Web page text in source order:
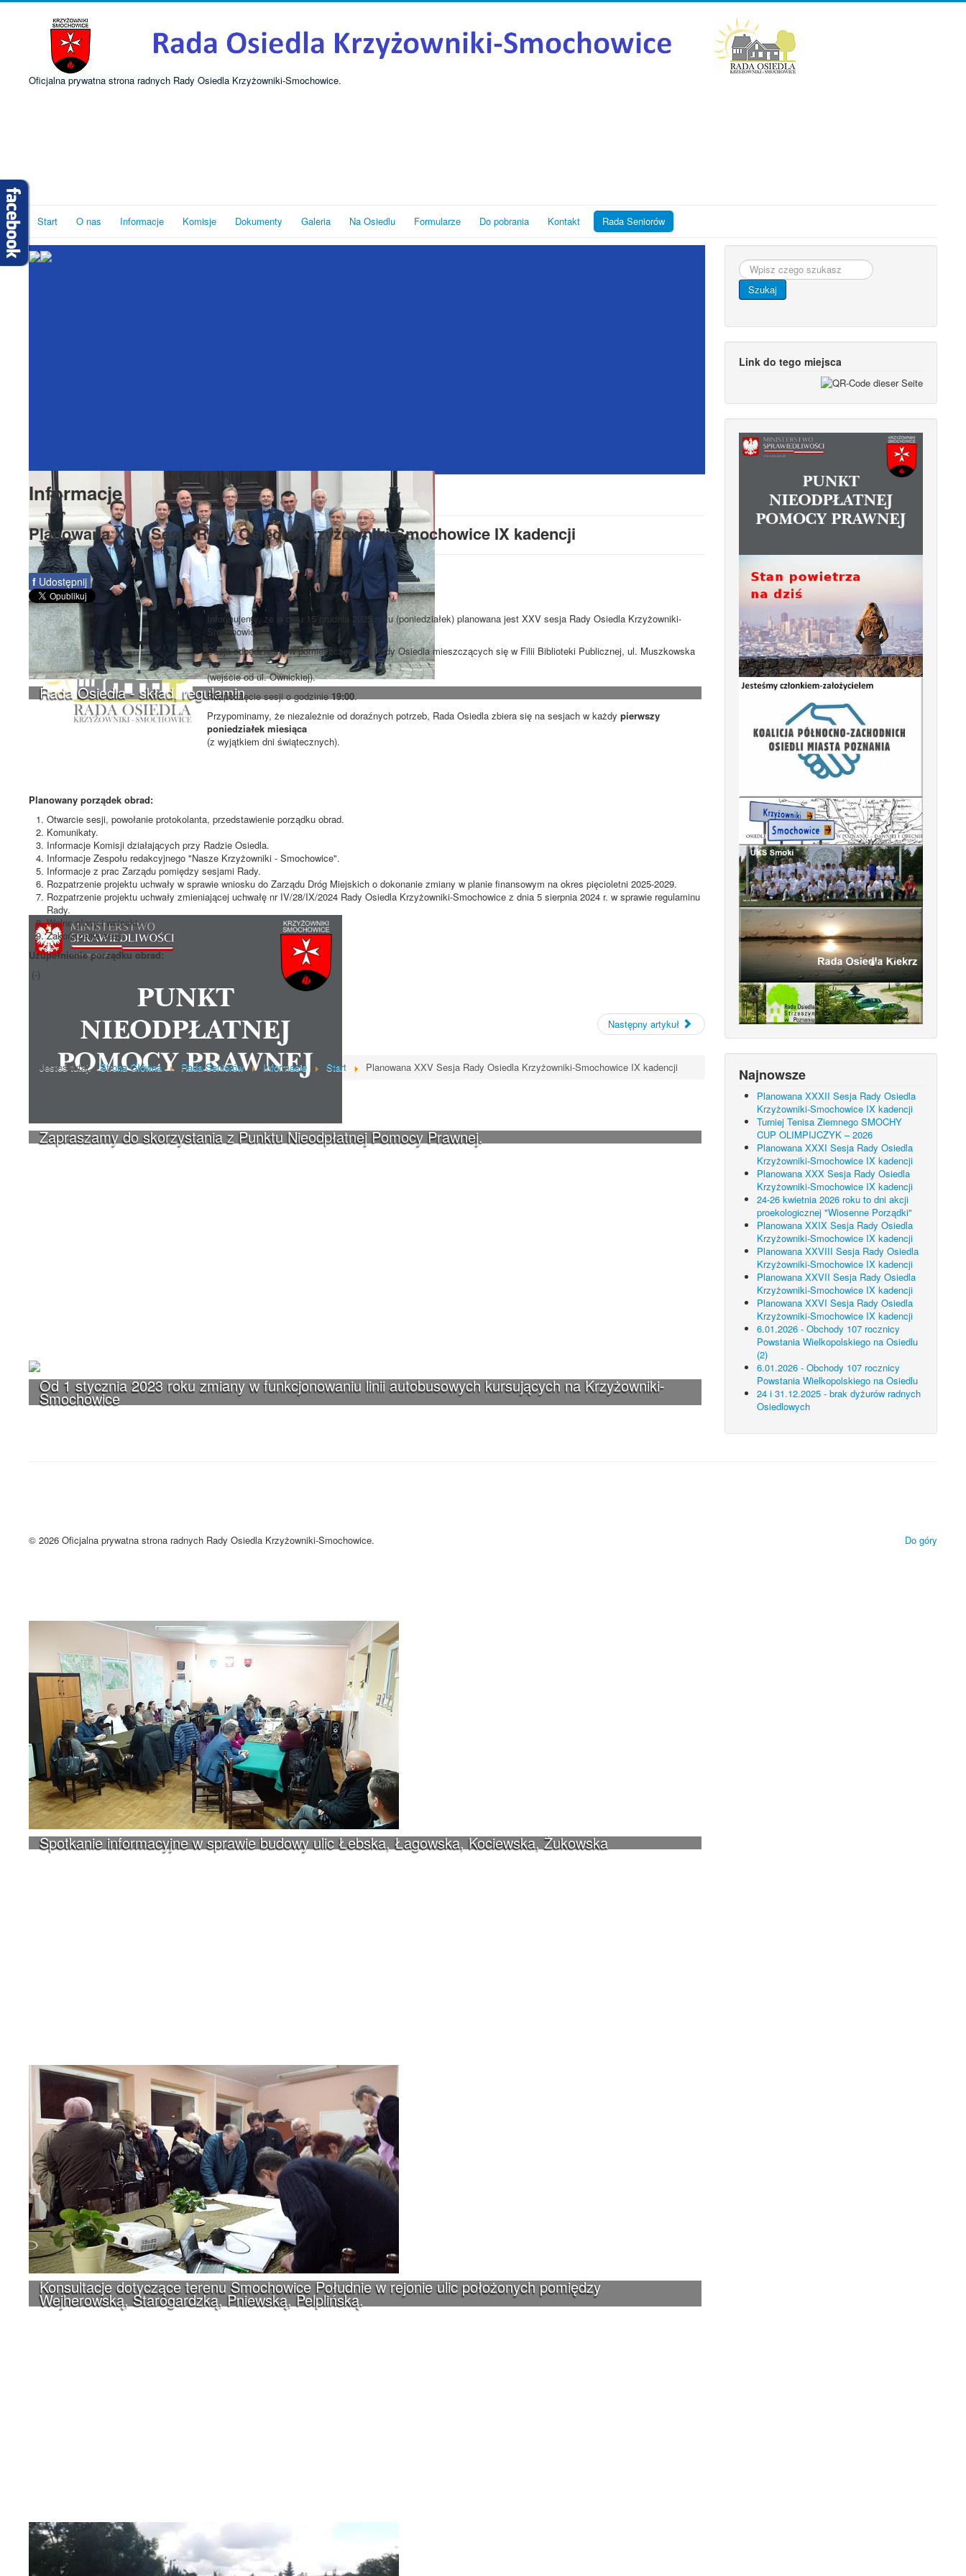
Oficjalna prywatna strona radnych Rady Osiedla Krzyżowniki-Smochowice.
Start O nas Informacje Komisje Dokumenty Galeria Na Osiedlu Formularze Do pobrania Kontakt Rada Seniorów
Rada Osiedla - skład, regulamin
Zapraszamy do skorzystania z Punktu Nieodpłatnej Pomocy Prawnej.
Od 1 stycznia 2023 roku zmiany w funkcjonowaniu linii autobusowych kursujących na Krzyżowniki-
Smochowice
Spotkanie informacyjne w sprawie budowy ulic Łebska, Łagowska, Kociewska, Żukowska
Konsultacje dotyczące terenu Smochowice Południe w rejonie ulic położonych pomiędzy
Wejherowską, Starogardzką, Pniewską, Pelplińską.
Informacje
Planowana XXV Sesja Rady Osiedla Krzyżowniki-Smochowice IX kadencji
f Udostępnij
Informujemy, że w dniu 15 grudnia 2025 roku (poniedziałek) planowana jest XXV sesja Rady Osiedla Krzyżowniki-
Smochowice.
Sesja odbędzie się w pomieszczeniach Rady Osiedla mieszczących się w Filii Biblioteki Publicznej, ul. Muszkowska
1a
(wejście od ul. Ownickiej).
Rozpoczęcie sesji o godzinie 19:00
Przypominamy, że niezależnie od doraźnych potrzeb, Rada Osiedla zbiera się na sesjach w każdy pierwszy
poniedziałek miesiąca
(z wyjątkiem dni świątecznych).
Planowany porządek obrad:
Otwarcie sesji, powołanie protokolanta, przedstawienie porządku obrad.
Komunikaty.
Informacje Komisji działających przy Radzie Osiedla.
Informacje Zespołu redakcyjnego "Nasze Krzyżowniki - Smochowice".
Informacje z prac Zarządu pomiędzy sesjami Rady.
Rozpatrzenie projektu uchwały w sprawie wniosku do Zarządu Dróg Miejskich o dokonanie zmiany w planie finansowym na okres pięcioletni 2025-2029.
Rozpatrzenie projektu uchwały zmieniającej uchwałę nr IV/28/IX/2024 Rady Osiedla Krzyżowniki-Smochowice z dnia 5 sierpnia 2024 r. w sprawie regulaminu
Rady.
Wolne głosy i wnioski.
Zakończenie sesji.
Uzupełnienie porządku obrad:
(-)
Poprzedni artykuł Następny artykuł
Jesteś tutaj: Strona Główna Rada Seniorów Informacje Start Planowana XXV Sesja Rady Osiedla Krzyżowniki-Smochowice IX kadencji
Szukaj...
Szukaj
Link do tego miejsca
Najnowsze
Planowana XXXII Sesja Rady Osiedla
Krzyżowniki-Smochowice IX kadencji
Turniej Tenisa Ziemnego SMOCHY
CUP OLIMPIJCZYK – 2026
Planowana XXXI Sesja Rady Osiedla
Krzyżowniki-Smochowice IX kadencji
Planowana XXX Sesja Rady Osiedla
Krzyżowniki-Smochowice IX kadencji
24-26 kwietnia 2026 roku to dni akcji
proekologicznej "Wiosenne Porządki"
Planowana XXIX Sesja Rady Osiedla
Krzyżowniki-Smochowice IX kadencji
Planowana XXVIII Sesja Rady Osiedla
Krzyżowniki-Smochowice IX kadencji
Planowana XXVII Sesja Rady Osiedla
Krzyżowniki-Smochowice IX kadencji
Planowana XXVI Sesja Rady Osiedla
Krzyżowniki-Smochowice IX kadencji
6.01.2026 - Obchody 107 rocznicy
Powstania Wielkopolskiego na Osiedlu
(2)
6.01.2026 - Obchody 107 rocznicy
Powstania Wielkopolskiego na Osiedlu
24 i 31.12.2025 - brak dyżurów radnych
Osiedlowych
Do góry
© 2026 Oficjalna prywatna strona radnych Rady Osiedla Krzyżowniki-Smochowice.